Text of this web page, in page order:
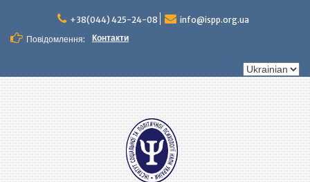
вмісту
+38(044) 425-24-08
info@ispp.org.ua
Повідомлення:
Контакти
Вибрати